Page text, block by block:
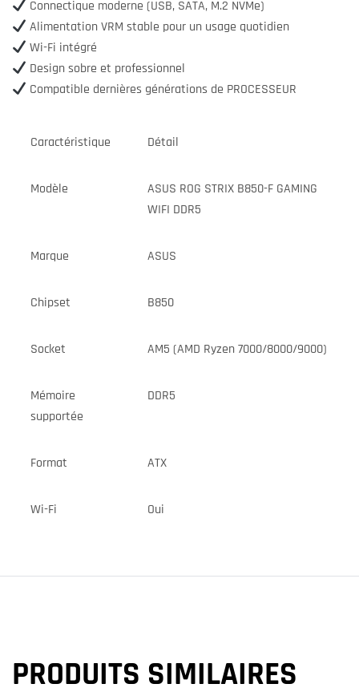
Connectique moderne (USB, SATA, M.2 NVMe)
Alimentation VRM stable pour un usage quotidien
Wi-Fi intégré
Design sobre et professionnel
Compatible dernières générations de PROCESSEUR
Caractéristique Détail
Modèle
ASUS ROG STRIX B850-F GAMING
WIFI DDR5
Marque ASUS
Chipset B850
Socket AM5 (AMD Ryzen 7000/8000/9000)
Mémoire
supportée
DDR5
Format ATX
Wi-Fi Oui
PRODUITS SIMILAIRES